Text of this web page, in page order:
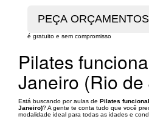
é gratuito e sem compromisso
Pilates
Janeiro (Rio
Está buscando por aulas de Pilates
Janeiro)? A gente te conta tudo que você
modalidade ideal para todas as idades e